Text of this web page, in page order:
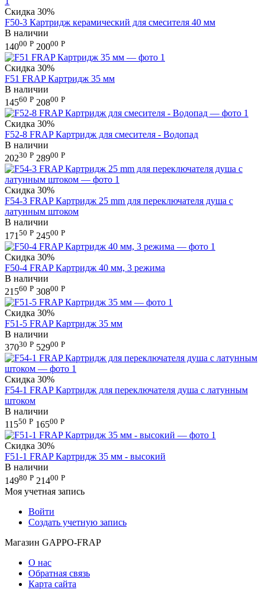
Скидка 30%
F50-3 Картридж керамический для смесителя 40 мм
В наличии
14000 Р 20000 Р
Скидка 30%
F51 FRAP Картридж 35 мм
В наличии
14560 Р 20800 Р
Скидка 30%
F52-8 FRAP Картридж для смесителя - Водопад
В наличии
20230 Р 28900 Р
Скидка 30%
F54-3 FRAP Картридж 25 mm для переключателя душа с
латунным штоком
В наличии
171 50 Р 24500 Р
Скидка 30%
F50-4 FRAP Картридж 40 мм, 3 режима
В наличии
21560 Р 30800 Р
Скидка 30%
F51-5 FRAP Картридж 35 мм
В наличии
37030 Р 52900 Р
Скидка 30%
F54-1 FRAP Картридж для переключателя душа с латунным
штоком
В наличии
11550 Р 16500 Р
Скидка 30%
F51-1 FRAP Картридж 35 мм - высокий
В наличии
14980 Р 21400 Р
Моя учетная запись
Войти
Создать учетную запись
Магазин GAPPO-FRAP
О нас
Обратная связь
Карта сайта